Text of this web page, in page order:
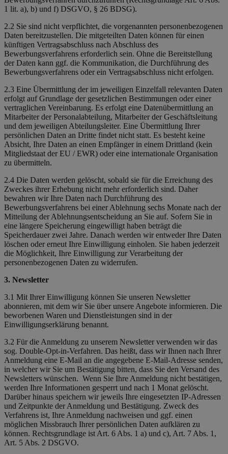
1 lit. a), b) und f) DSGVO, § 26 BDSG).
2.2 Sie sind nicht verpflichtet, die vorgenannten personenbezogenen
Daten bereitzustellen. Die mitgeteilten Daten können für einen
künftigen Vertragsabschluss nach Abschluss des
Bewerbungsverfahrens erforderlich sein. Ohne die Bereitstellung
der Daten kann ggf. die Kommunikation, die Durchführung des
Bewerbungsverfahrens oder ein Vertragsabschluss nicht erfolgen.
2.3 Eine Übermittlung der im jeweiligen Einzelfall relevanten Daten
erfolgt auf Grundlage der gesetzlichen Bestimmungen oder einer
vertraglichen Vereinbarung. Es erfolgt eine Datenübermittlung an
Mitarbeiter der Personalabteilung, Mitarbeiter der Geschäftsleitung
und dem jeweiligen Abteilungsleiter. Eine Übermittlung Ihrer
persönlichen Daten an Dritte findet nicht statt. Es besteht keine
Absicht, Ihre Daten an einen Empfänger in einem Drittland (kein
Mitgliedstaat der EU / EWR) oder eine internationale Organisation
zu übermitteln.
2.4 Die Daten werden gelöscht, sobald sie für die Erreichung des
Zweckes ihrer Erhebung nicht mehr erforderlich sind. Daher
bewahren wir Ihre Daten nach Durchführung des
Bewerbungsverfahrens bei einer Ablehnung sechs Monate nach der
Mitteilung der Ablehnungsentscheidung an Sie auf. Sofern Sie in
eine längere Speicherung eingewilligt haben beträgt die
Speicherdauer zwei Jahre. Danach werden wir entweder Ihre Daten
löschen oder erneut Ihre Einwilligung einholen. Sie haben jederzeit
die Möglichkeit, Ihre Einwilligung zur Verarbeitung der
personenbezogenen Daten zu widerrufen.
3. Newsletter
3.1 Mit Ihrer Einwilligung können Sie unseren Newsletter
abonnieren, mit dem wir Sie über unsere Angebote informieren. Die
beworbenen Waren und Dienstleistungen sind in der
Einwilligungserklärung benannt.
3.2 Für die Anmeldung zu unserem Newsletter verwenden wir das
sog. Double-Opt-in-Verfahren. Das heißt, dass wir Ihnen nach Ihrer
Anmeldung eine E-Mail an die angegebene E-Mail-Adresse senden,
in welcher wir Sie um Bestätigung bitten, dass Sie den Versand des
Newsletters wünschen. Wenn Sie Ihre Anmeldung nicht bestätigen,
werden Ihre Informationen gesperrt und nach 1 Monat gelöscht.
Darüber hinaus speichern wir jeweils Ihre eingesetzten IP-Adressen
und Zeitpunkte der Anmeldung und Bestätigung. Zweck des
Verfahrens ist, Ihre Anmeldung nachweisen und ggf. einen
möglichen Missbrauch Ihrer persönlichen Daten aufklären zu
können. Rechtsgrundlage ist Art. 6 Abs. 1 a) und c), Art. 7 Abs. 1,
Art. 5 Abs. 2 DSGVO.